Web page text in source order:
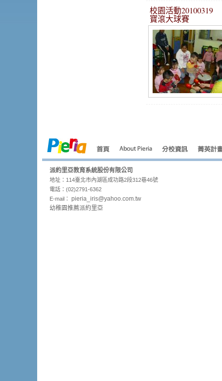
校園活動
寶滾大球賽
派約里亞教育系統股份有限公司
地址：114臺北市內湖區成功路2段312巷46號
電話：(02)2791-6362
E-mail： pieria_ iris@yahoo.com.tw
幼稚園推薦派約里亞